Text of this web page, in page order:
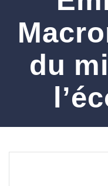
du